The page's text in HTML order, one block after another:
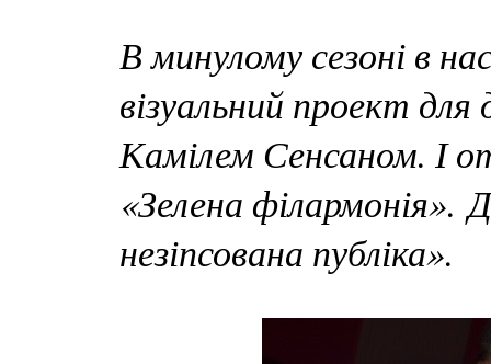
В минулому сезоні в
візуальний проект
Камілем Сенсаном. І
«Зелена філармонія».
незіпсована публіка».